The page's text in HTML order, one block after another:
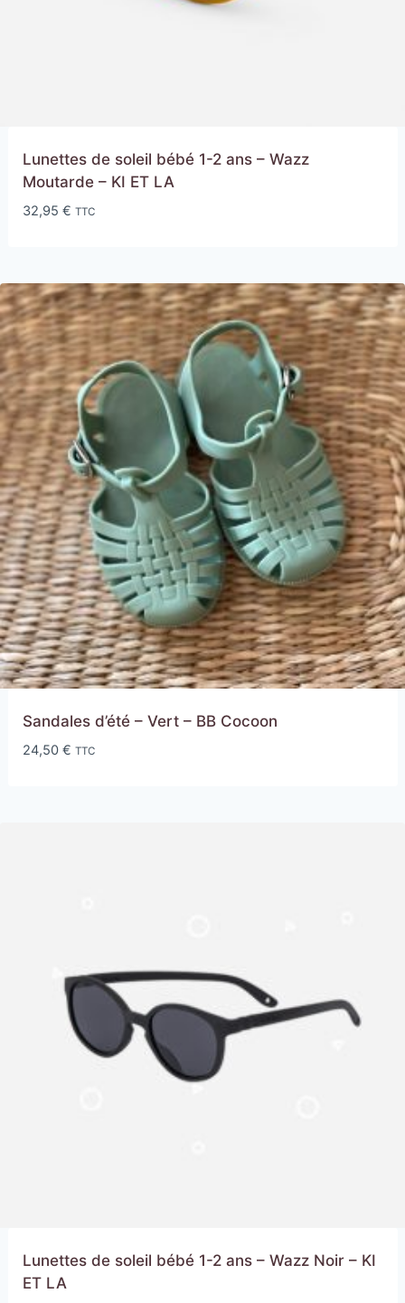
Lunettes de soleil bébé 1-2 ans – Wazz
Moutarde – KI ET LA
32,95 € TTC
Sandales d’été – Vert – BB Cocoon
24,50 € TTC
Lunettes de soleil bébé 1-2 ans – Wazz Noir – KI
ET LA